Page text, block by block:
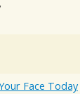
Face Today